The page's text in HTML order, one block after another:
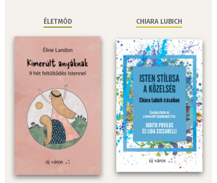
ÉLETMÓD CHIARA LUBICH